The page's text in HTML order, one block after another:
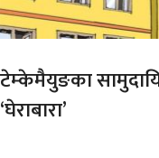
टेम्केमैयुङका
‘घेराबारा’